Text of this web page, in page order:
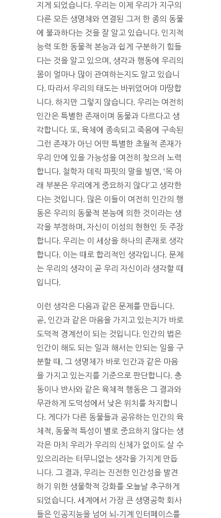
지게 되었습니다. 우리는 이제 우리가 지구의
다른 모든 생명체와 연결된 그저 한 종의 동물
에 불과하다는 것을 잘 알고 있습니다. 인지적
능력 또한 동물적 본능과 쉽게 구분하기 힘들
다는 것을 알고 있으며, 생각과 행동에 우리의
몸이 얼마나 많이 관여하는지도 알고 있습니
다. 따라서 우리의 태도는 바뀌었어야 마땅합
니다. 하지만 그렇지 않습니다. 우리는 여전히
인간은 특별한 존재이며 동물과 다르다고 생
각합니다. 또, 육체에 종속되고 죽음에 구속된
그런 존재가 아닌 어떤 특별한 초월적 존재가
우리 안에 있을 가능성을 여전히 찾으려 노력
합니다. 철학자 데릭 파핏의 말을 빌면, ‘목 아
래 부분은 우리에게 중요하지 않다’고 생각한
다는 것입니다. 많은 이들이 여전히 인간의 행
동은 우리의 동물적 본능에 의한 것이라는 생
각을 부정하며, 자신이 이성의 현현인 듯 주장
합니다. 우리는 이 세상을 하나의 존재로 생각
합니다. 이는 때로 합리적인 생각입니다. 문제
는 우리의 생각이 곧 우리 자신이라 생각할 때
입니다.
이런 생각은 다음과 같은 문제를 만듭니다.
곧, 인간과 같은 마음을 가지고 있는지가 바로
도덕적 경계선이 되는 것입니다. 인간의 법은
인간이 해도 되는 일과 해서는 안되는 일을 구
분할 때, 그 생명체가 바로 인간과 같은 마음
을 가지고 있는지를 기준으로 판단합니다. 충
동이나 반사와 같은 육체적 행동은 그 결과와
무관하게 도덕성에서 낮은 위치를 차지합니
다. 게다가 다른 동물들과 공유하는 인간의 육
체적, 동물적 특성이 별로 중요하지 않다는 생
각은 마치 우리가 우리의 신체가 없이도 살 수
있으리라는 터무니없는 생각을 가지게 만듭
니다. 그 결과, 우리는 진전한 인간성을 발견
하기 위한 생물학적 강화를 오늘날 추구하게
되었습니다. 세계에서 가장 큰 생명공학 회사
들은 인공지능을 넘어 뇌-기계 인터페이스를